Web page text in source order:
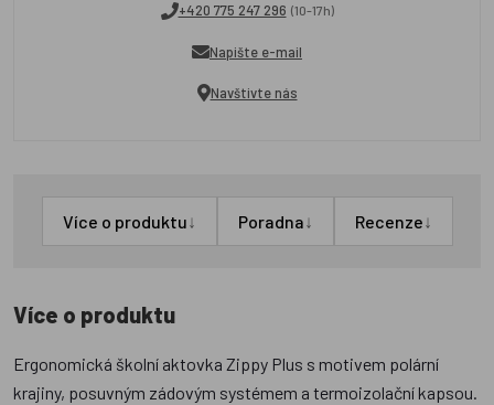
+420 775 247 296 (10-17h)
Napište e-mail
Navštivte nás
Více o produktu↓ Poradna↓ Recenze↓
Více o produktu
Ergonomická školní aktovka Zippy Plus s motivem polární
krajiny, posuvným zádovým systémem a termoizolační kapsou.